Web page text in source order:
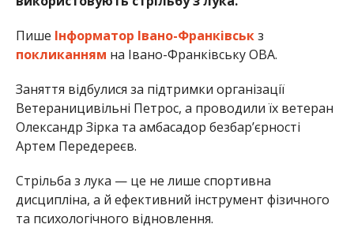
Пише Інформатор Івано-Франківськз
покликанням на Івано-Франківську ОВА.
Заняття відбулися за підтримки організації
Ветераницивільні Петрос, а проводили їх ветеран
Олександр Зірка та амбасадор безбар’єрності
Артем Передереєв.
Стрільба з лука — це не лише спортивна
дисципліна, а й ефективний інструмент фізичного
та психологічного відновлення.